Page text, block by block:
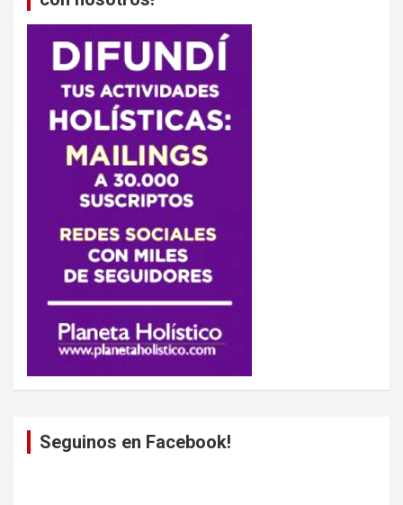
Seguinos en Facebook!